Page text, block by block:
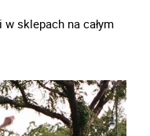
w sklepach na całym